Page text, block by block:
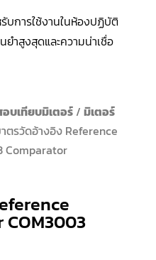
รับการใช้งานในห้องปฏิบัติ
ำสูงสุดและความน่าเชื่อ
อบเทียบมิเตอร์/ มิเตอร์
รวัดอ้างอิง Reference
Comparator